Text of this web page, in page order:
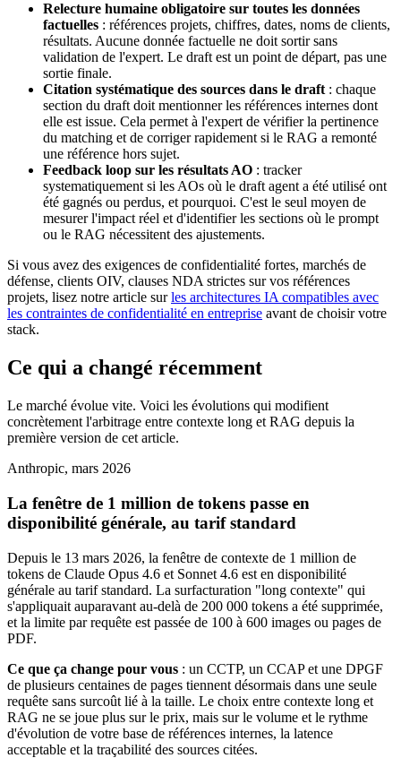
Relecture humaine obligatoire sur toutes les données
factuelles : références projets, chiffres, dates, noms de clients,
résultats. Aucune donnée factuelle ne doit sortir sans
validation de l'expert. Le draft est un point de départ, pas une
sortie finale.
Citation systématique des sources dans le draft : chaque
section du draft doit mentionner les références internes dont
elle est issue. Cela permet à l'expert de vérifier la pertinence
du matching et de corriger rapidement si le RAG a remonté
une référence hors sujet.
Feedback loop sur les résultats AO : tracker
systematiquement si les AOs où le draft agent a été utilisé ont
été gagnés ou perdus, et pourquoi. C'est le seul moyen de
mesurer l'impact réel et d'identifier les sections où le prompt
ou le RAG nécessitent des ajustements.
Si vous avez des exigences de confidentialité fortes, marchés de
défense, clients OIV, clauses NDA strictes sur vos références
projets, lisez notre article surles architectures IA compatibles avec
les contraintes de confidentialité en entreprise avant de choisir votre
stack.
Ce qui a changé récemment
Le marché évolue vite. Voici les évolutions qui modifient
concrètement l'arbitrage entre contexte long et RAG depuis la
première version de cet article.
Anthropic, mars 2026
La fenêtre de 1 million de tokens passe en
disponibilité générale, au tarif standard
Depuis le 13 mars 2026, la fenêtre de contexte de 1 million de
tokens de Claude Opus 4.6 et Sonnet 4.6 est en disponibilité
générale au tarif standard. La surfacturation "long contexte" qui
s'appliquait auparavant au-delà de 200 000 tokens a été supprimée,
et la limite par requête est passée de 100 à 600 images ou pages de
PDF.
Ce que ça change pour vous : un CCTP, un CCAP et une DPGF
de plusieurs centaines de pages tiennent désormais dans une seule
requête sans surcoût lié à la taille. Le choix entre contexte long et
RAG ne se joue plus sur le prix, mais sur le volume et le rythme
d'évolution de votre base de références internes, la latence
acceptable et la traçabilité des sources citées.